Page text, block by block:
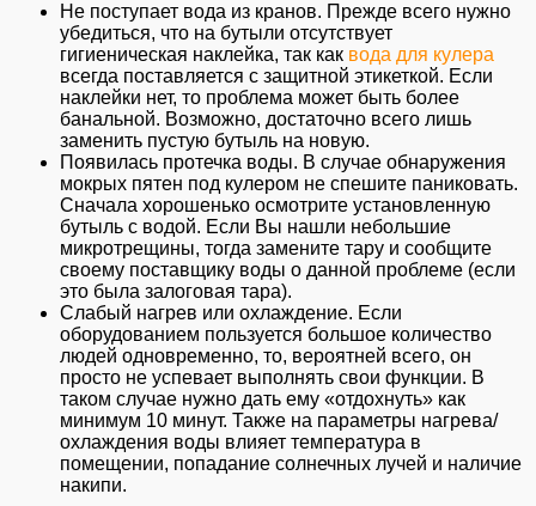
Не поступает вода из кранов. Прежде всего нужно
убедиться, что на бутыли отсутствует
гигиеническая наклейка, так как вода для кулера
всегда поставляется с защитной этикеткой. Если
наклейки нет, то проблема может быть более
банальной. Возможно, достаточно всего лишь
заменить пустую бутыль на новую.
Появилась протечка воды. В случае обнаружения
мокрых пятен под кулером не спешите паниковать.
Сначала хорошенько осмотрите установленную
бутыль с водой. Если Вы нашли небольшие
микротрещины, тогда замените тару и сообщите
своему поставщику воды о данной проблеме (если
это была залоговая тара).
Слабый нагрев или охлаждение. Если
оборудованием пользуется большое количество
людей одновременно, то, вероятней всего, он
просто не успевает выполнять свои функции. В
таком случае нужно дать ему «отдохнуть» как
минимум 10 минут. Также на параметры нагрева/
охлаждения воды влияет температура в
помещении, попадание солнечных лучей и наличие
накипи.